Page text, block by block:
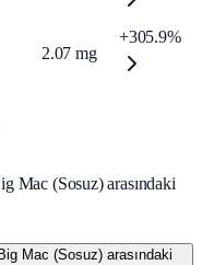
2.07 mg
+305.9%
Mac (Sosuz) arasındaki
Mac (Sosuz) arasındaki